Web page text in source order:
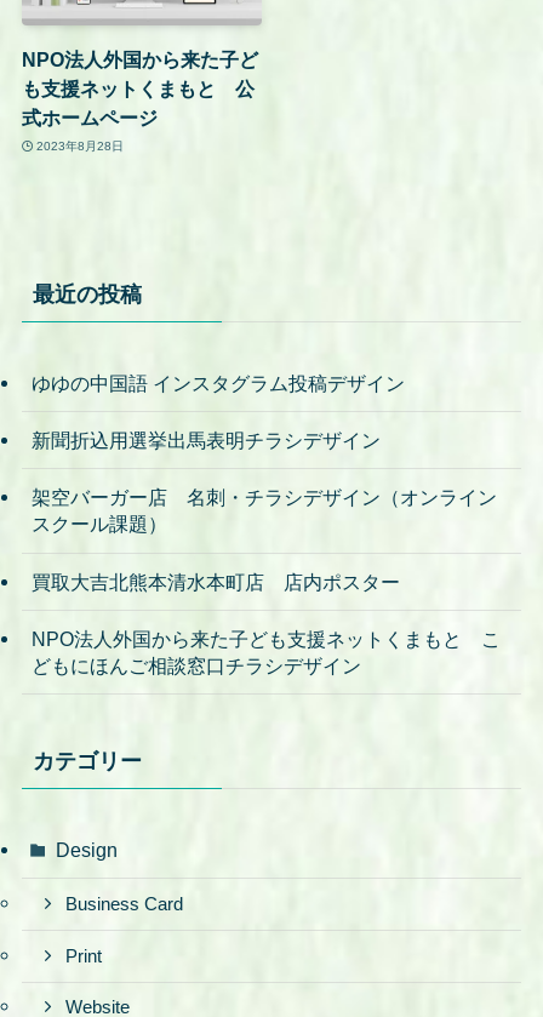
NPO法人外国から来た子ど
も支援ネットくまもと 公
式ホームページ
2023年8月28日
最近の投稿
ゆゆの中国語 インスタグラム投稿デザイン
新聞折込用選挙出馬表明チラシデザイン
架空バーガー店 名刺・チラシデザイン（オンライン
スクール課題）
買取大吉北熊本清水本町店 店内ポスター
NPO法人外国から来た子ども支援ネットくまもと こ
どもにほんご相談窓口チラシデザイン
カテゴリー
Design
Business Card
Print
Website